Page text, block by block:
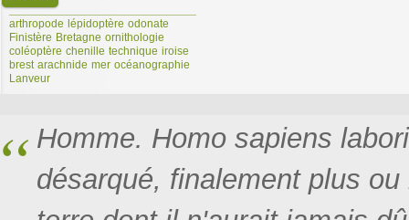
arthropode lépidoptère odonate
Finistère Bretagne ornithologie
coléoptère chenille technique iroise
brest arachnide mer océanographie
Lanveur
Homme. Homo sapiens
désarqué, finalement plus